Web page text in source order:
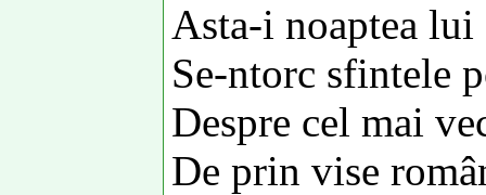
Asta-i noaptea lui
Se-ntorc sfintele
Despre cel mai
De prin vise